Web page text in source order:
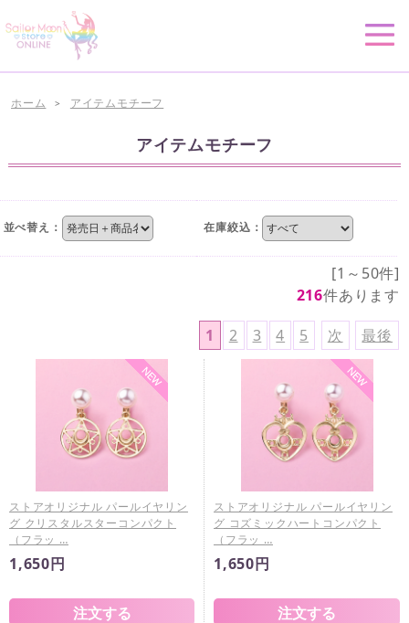
ホーム > アイテムモチーフ
アイテムモチーフ
並べ替え： 在庫絞込：
[1～50件]
216件あります
1
2 3 4 5 次 最後
ストアオリジナル パールイヤリン
グ クリスタルスターコンパクト
（フラッ …
1,650円
ストアオリジナル パールイヤリン
グ コズミックハートコンパクト
（フラッ …
1,650円